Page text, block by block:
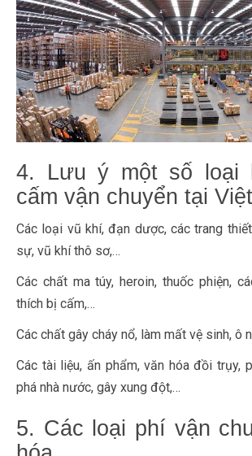
4. Lưu ý một số loại
cấm vận chuyển tại
Các loại vũ khí, đạn dược, các trang
sự, vũ khí thô sơ,…
Các chất ma túy, heroin, thuốc phiện,
thích bị cấm,…
Các chất gây cháy nổ, làm mất vệ sinh, ô
Các tài liệu, ấn phẩm, văn hóa đồi trụy,
phá nhà nước, gây xung đột,…
5. Các loại phí vận